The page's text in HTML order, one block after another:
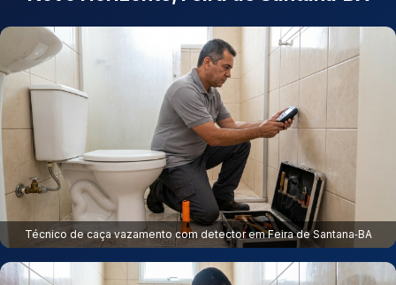
Técnico de caça vazamento com detector em Feira de Santana‑BA